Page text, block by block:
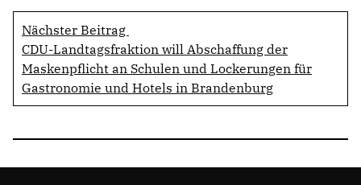
Nächster Beitrag
CDU-Landtagsfraktion will Abschaffung der
Maskenpflicht an Schulen und Lockerungen für
Gastronomie und Hotels in Brandenburg